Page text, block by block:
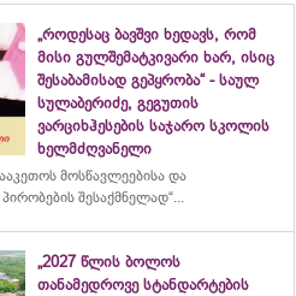
„როდესაც ბავშვი ხედავს, რომ
მისი გულშემატკივარი ხარ, ისიც
შესაბამისად გეპყრობა“ - საულ
სულაბერიძე, გეგუთის
ვარციხჰესების საჯარო სკოლის
ხელმძღვანელი
მოსწავლეებისა და
შესაქმნელად“...
„2027 წლის ბოლოს
თანამედროვე სტანდარტების